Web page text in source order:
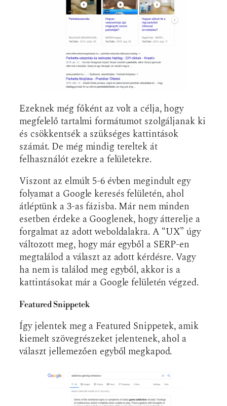
Ezeknek még főként az volt a célja, hogy
megfelelő tartalmi formátumot szolgáljanak ki
és csökkentsék a szükséges kattintások
számát. De még mindig tereltek át
felhasználót ezekre a felületekre.
Viszont az elmúlt 5-6 évben megindult egy
folyamat a Google keresés felületén, ahol
átléptünk a 3-as fázisba. Már nem minden
esetben érdeke a Googlenek, hogy átterelje a
forgalmat az adott weboldalakra. A “UX” úgy
változott meg, hogy már egyből a SERP-en
megtalálod a választ az adott kérdésre. Vagy
ha nem is találod meg egyből, akkor is a
kattintásokat már a Google felületén végzed.
Featured Snippetek
Így jelentek meg a Featured Snippetek, amik
kiemelt szövegrészeket jelentenek, ahol a
választ jellemezően egyből megkapod.